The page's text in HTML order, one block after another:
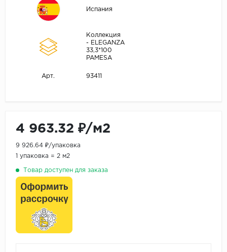
Испания
Коллекция
- ELEGANZA
33,3*100
PAMESA
Арт. 93411
4 963.32 ₽/м2
9 926.64 ₽/упаковка
1 упаковка = 2 м2
Товар доступен для заказа